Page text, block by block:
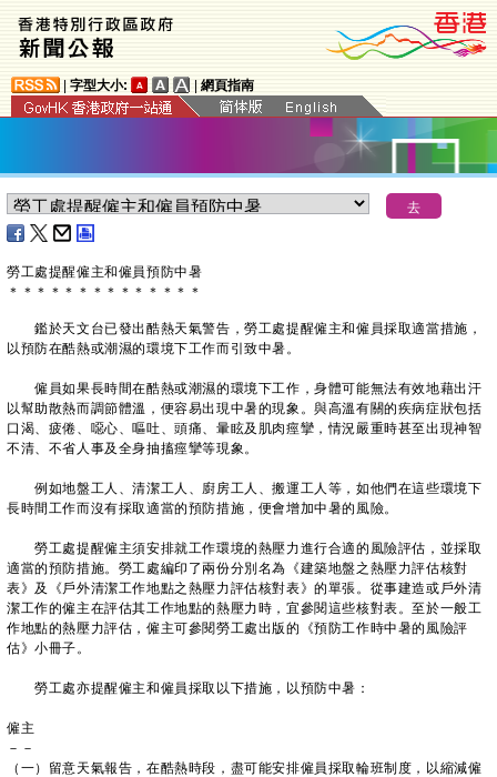
字型大小: 網頁指南
勞工處提醒僱主和僱員預防中暑
＊ ＊ ＊ ＊ ＊ ＊ ＊ ＊ ＊ ＊ ＊ ＊ ＊ ＊
鑑於天文台已發出酷熱天氣警告，勞工處提醒僱主和僱員採取適當措施，
以預防在酷熱或潮濕的環境下工作而引致中暑。
僱員如果長時間在酷熱或潮濕的環境下工作，身體可能無法有效地藉出汗
以幫助散熱而調節體溫，便容易出現中暑的現象。與高溫有關的疾病症狀包括
口渴、疲倦、噁心、嘔吐、頭痛、暈眩及肌肉痙攣，情況嚴重時甚至出現神智
不清、不省人事及全身抽搐痙攣等現象。
例如地盤工人、清潔工人、廚房工人、搬運工人等，如他們在這些環境下
長時間工作而沒有採取適當的預防措施，便會增加中暑的風險。
勞工處提醒僱主須安排就工作環境的熱壓力進行合適的風險評估，並採取
適當的預防措施。勞工處編印了兩份分別名為《建築地盤之熱壓力評估核對
表》及《戶外清潔工作地點之熱壓力評估核對表》的單張。從事建造或戶外清
潔工作的僱主在評估其工作地點的熱壓力時，宜參閱這些核對表。至於一般工
作地點的熱壓力評估，僱主可參閱勞工處出版的《預防工作時中暑的風險評
估》小冊子。
勞工處亦提醒僱主和僱員採取以下措施，以預防中暑：
僱主
－－
（一）留意天氣報告，在酷熱時段，盡可能安排僱員採取輪班制度，以縮減僱